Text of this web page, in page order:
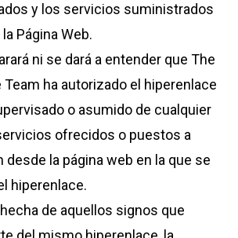
y los servicios suministrados
Página Web.
ni se dará a entender que The
ha autorizado el hiperenlace
o asumido de cualquier
ofrecidos o puestos a
desde la página web en la que se
hiperenlace.
de aquellos signos que